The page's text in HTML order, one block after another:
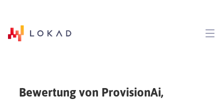
Bewertung von ProvisionAi,